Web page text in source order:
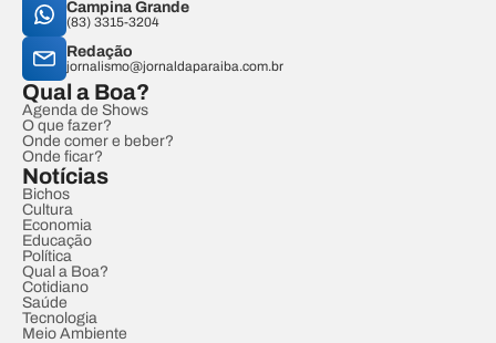
Campina Grande
(83) 3315-3204
Redação
jornalismo@jornaldaparaiba.com.br
Qual a Boa?
Agenda de Shows
O que fazer?
Onde comer e beber?
Onde ficar?
Notícias
Bichos
Cultura
Economia
Educação
Política
Qual a Boa?
Cotidiano
Saúde
Tecnologia
Meio Ambiente